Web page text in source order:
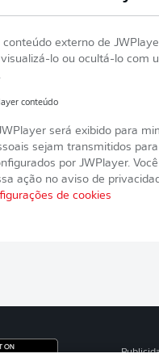
externo de
lo ou ocultá-lo com
conteúdo
será exibido para
sejam transmitidos para
por JWPlayer. Você
ação no aviso de
de cookies